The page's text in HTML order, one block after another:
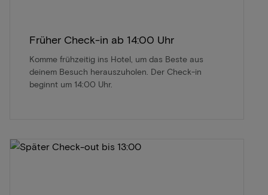
Früher Check-in ab 14:00 Uhr
Komme frühzeitig ins Hotel, um das Beste aus
deinem Besuch herauszuholen. Der Check-in
beginnt um 14:00 Uhr.